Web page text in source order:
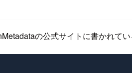
の公式サイトに書かれてい